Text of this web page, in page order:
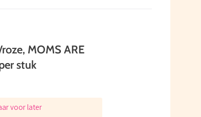
MOMS ARE
stuk
voor later